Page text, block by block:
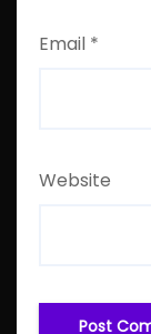
Email *
Website